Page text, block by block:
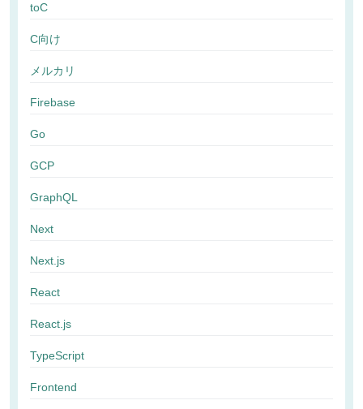
toC
C向け
メルカリ
Firebase
Go
GCP
GraphQL
Next
Next.js
React
React.js
TypeScript
Frontend